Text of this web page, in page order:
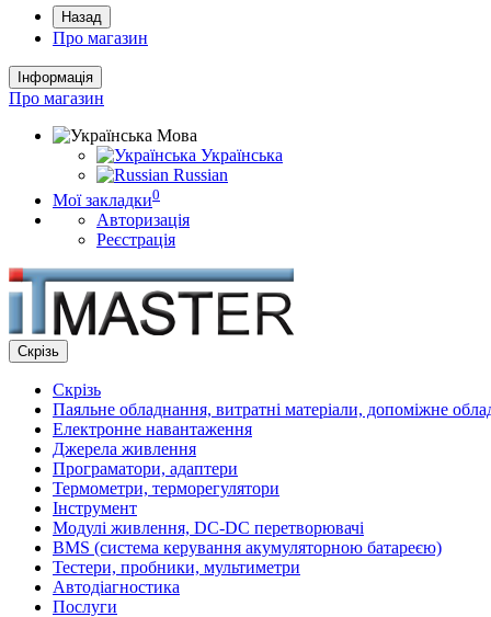
Назад
Про магазин
Інформація
Про магазин
Мова
Українська
Russian
Мої закладки0
Авторизація
Реєстрація
Скрізь
Скрізь
Паяльне обладнання, витратні матеріали, допоміжне
Електронне навантаження
Джерела живлення
Програматори, адаптери
Термометри, терморегулятори
Інструмент
Модулі живлення, DC-DC перетворювачі
BMS (система керування акумуляторною батареєю)
Тестери, пробники, мультиметри
Автодіагностика
Послуги